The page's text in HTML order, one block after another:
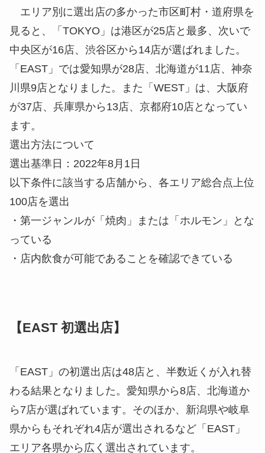
エリア別に選出店の多かった市区町村・道府県を
見ると、「TOKYO」は港区が25店と最多、次いで
中央区が16店、渋谷区から14店が選ばれました。
「EAST」では愛知県が28店、北海道が11店、神奈
川県9店となりました。また「WEST」は、大阪府
が37店、兵庫県から13店、京都府10店となってい
ます。
選出方法について
選出基準日：2022年8月1日
以下条件に該当する店舗から、各エリア総合点上位
100店を選出
・第一ジャンルが「焼肉」または「ホルモン」とな
っている
・店内飲食が可能であることを確認できている
【EAST 初選出店】
「EAST」の初選出店は48店と、半数近くが入れ替
わる結果となりました。愛知県から8店、北海道か
ら7店が選ばれています。そのほか、新潟県や岐阜
県からもそれぞれ4店が選出されるなど「EAST」
エリア各県から広く選出されています。